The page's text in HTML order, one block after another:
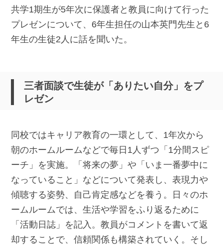
共学1期生が5年次に保護者と教員に向けて行った
プレゼンについて、6年生担任の山本英門先生と6
年生の生徒2人に話を聞いた。
三者面談で生徒が「ありたい自分」をプ
レゼン
同校ではキャリア教育の一環として、1年次から
朝のホームルームなどで毎日1人ずつ「1分間スピ
ーチ」を実施。「将来の夢」や「いま一番夢中に
なっていること」などについて発表し、表現力や
傾聴する姿勢、自己肯定感などを養う。日々のホ
ームルームでは、生活や学習をふり返るために
「活動日誌」を記入。教員がコメントを書いて返
却することで、信頼関係も構築されていく。そし